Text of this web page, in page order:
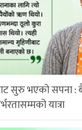
सुरु भएको सपना :
यात्रा